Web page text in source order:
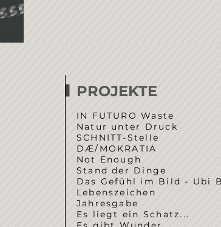
PROJEKTE
IN FUTURO Waste
Natur unter Druck
SCHNITT-Stelle
DÆ/MOKRATIA
Not Enough
Stand der Dinge
Das Gefühl im Bild - Ubi
Lebenszeichen
Jahresgabe
Es liegt ein Schatz...